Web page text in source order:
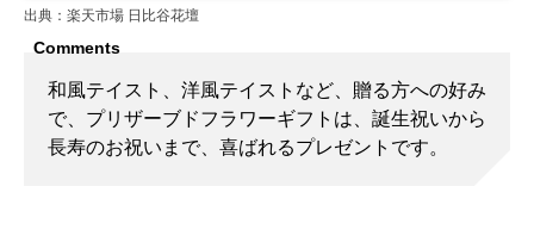
出典：楽天市場 日比谷花壇
和風テイスト、洋風テイストなど、贈る方への好み
で、プリザーブドフラワーギフトは、誕生祝いから
長寿のお祝いまで、喜ばれるプレゼントです。